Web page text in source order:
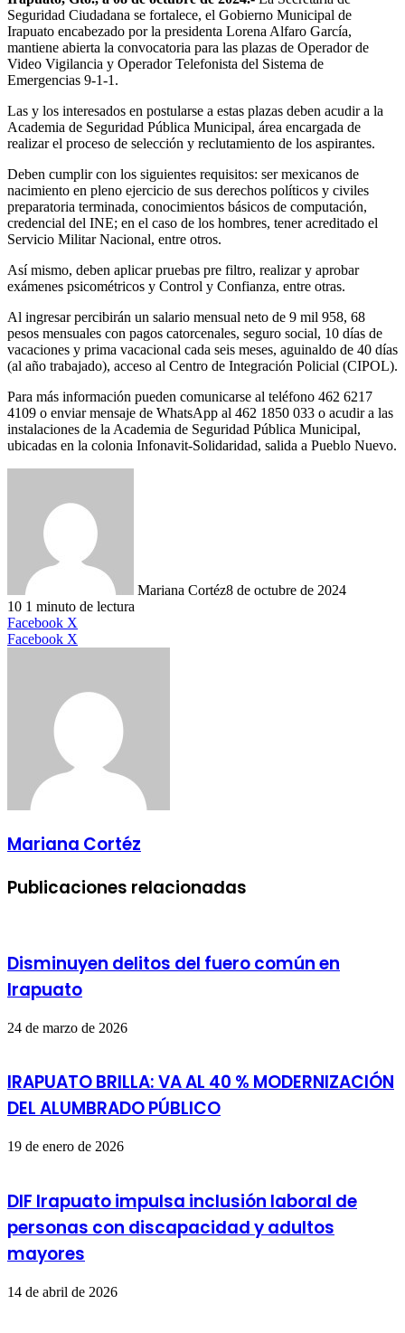
Seguridad Ciudadana se fortalece, el Gobierno Municipal de
Irapuato encabezado por la presidenta Lorena Alfaro García,
mantiene abierta la convocatoria para las plazas de Operador de
Video Vigilancia y Operador Telefonista del Sistema de
Emergencias 9-1-1.
Las y los interesados en postularse a estas plazas deben acudir a la
Academia de Seguridad Pública Municipal, área encargada de
realizar el proceso de selección y reclutamiento de los aspirantes.
Deben cumplir con los siguientes requisitos: ser mexicanos de
nacimiento en pleno ejercicio de sus derechos políticos y civiles
preparatoria terminada, conocimientos básicos de computación,
credencial del INE; en el caso de los hombres, tener acreditado el
Servicio Militar Nacional, entre otros.
Así mismo, deben aplicar pruebas pre filtro, realizar y aprobar
exámenes psicométricos y Control y Confianza, entre otras.
Al ingresar percibirán un salario mensual neto de 9 mil 958, 68
pesos mensuales con pagos catorcenales, seguro social, 10 días de
vacaciones y prima vacacional cada seis meses, aguinaldo de 40 días
(al año trabajado), acceso al Centro de Integración Policial (CIPOL).
Para más información pueden comunicarse al teléfono 462 6217
4109 o enviar mensaje de WhatsApp al 462 1850 033 o acudir a las
instalaciones de la Academia de Seguridad Pública Municipal,
ubicadas en la colonia Infonavit-Solidaridad, salida a Pueblo Nuevo.
Mariana Cortéz8 de octubre de 2024
10 1 minuto de lectura
Facebook X
Facebook X
Mariana Cortéz
Publicaciones relacionadas
Disminuyen delitos del fuero común en
Irapuato
24 de marzo de 2026
IRAPUATO BRILLA: VA AL 40 % MODERNIZACIÓN
DEL ALUMBRADO PÚBLICO
19 de enero de 2026
DIF Irapuato impulsa inclusión laboral de
personas con discapacidad y adultos
mayores
14 de abril de 2026